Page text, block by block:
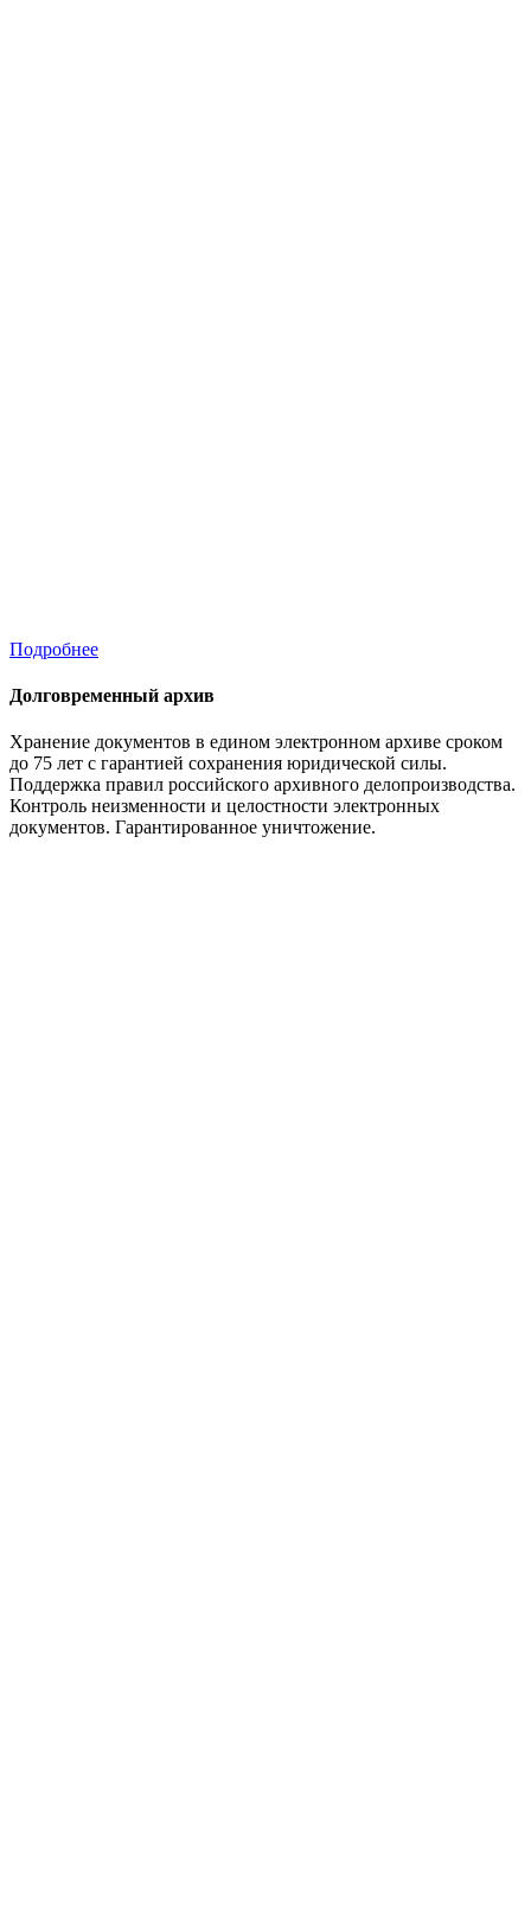
Подробнее
Долговременный архив
Хранение документов в едином электронном архиве сроком
до 75 лет с гарантией сохранения юридической силы.
Поддержка правил российского архивного делопроизводства.
Контроль неизменности и целостности электронных
документов. Гарантированное уничтожение.